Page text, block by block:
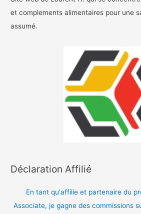
et complements alimentaires pour une
assumé.
Déclaration Affilié
En tant qu'affilie et partenaire du
Associate, je gagne des commissions